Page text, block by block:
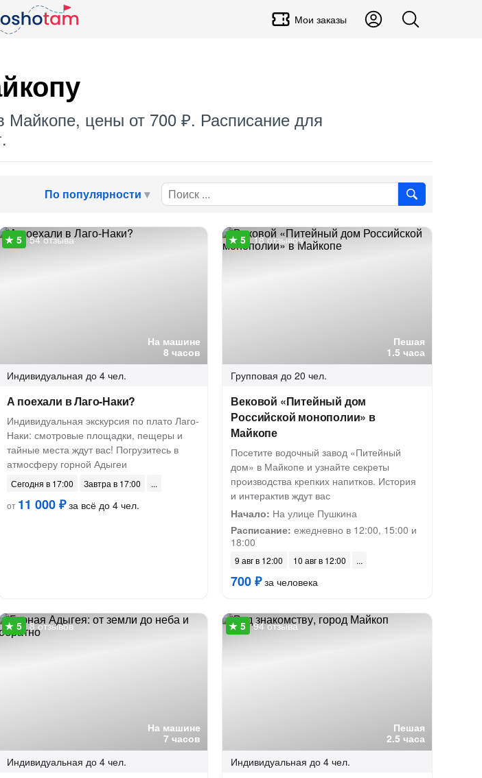
Мои заказы
Майкопе, цены от 700 ₽. Расписание для
По популярности
На машине
8 часов
54 отзыва
Индивидуальная до 4 чел.
А поехали в Лаго-Наки?
Индивидуальная экскурсия по плато Лаго-
Наки: смотровые площадки, пещеры и
тайные места ждут вас! Погрузитесь в
атмосферу горной Адыгеи
Сегодня в 17:00
Завтра в 17:00
от 11 000 ₽за всё до 4 чел.
Пешая
1.5 часа
18 отзывов
Групповая до 20 чел.
Вековой «Питейный дом
Российской монополии» в
Майкопе
Посетите водочный завод «Питейный
дом» в Майкопе и узнайте секреты
производства крепких напитков. История
и интерактив ждут вас
Начало: На улице Пушкина
Расписание: ежедневно в 12:00, 15:00 и
18:00
9 авг в 12:00 10 авг в 12:00
700 ₽за человека
На машине
7 часов
8 отзывов
Индивидуальная до 4 чел.
Пешая
2.5 часа
94 отзыва
Индивидуальная до 4 чел.